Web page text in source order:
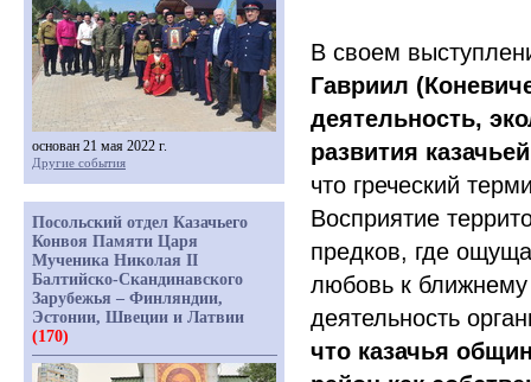
В своем
Гавриил
деятельность,
развития
что греческий
Восприятие
предков, где
любовь к ближнему
деятельность
что казачья
основан 21 мая 2022 г.
Другие события
Посольский отдел Казачьего
Конвоя Памяти Царя
Мученика Николая II
Балтийско-Скандинавского
Зарубежья – Финляндии,
Эстонии, Швеции и Латвии
(170)